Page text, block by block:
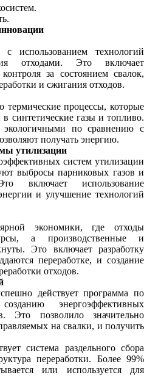
использованием технологий
отходами. Это включает
за состоянием свалок,
и сжигания отходов.
процессы, которые
синтетические газы и топливо.
по сравнению с
получать энергию.
утилизации
систем утилизации
выбросы парниковых газов и
включает использование
и улучшение технологий
экономики, где отходы
а производственные и
Это включает разработку
переработке, и создание
отходов.
действует программа по
энергоэффективных
Это позволило значительно
на свалки, и получить
система раздельного сбора
переработки. Более 99%
или используется для